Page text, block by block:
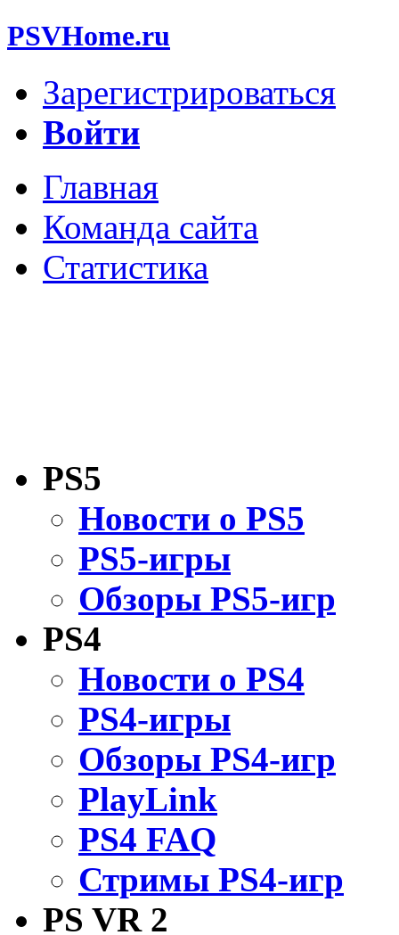
PSVHome.ru
Зарегистрироваться
Войти
Главная
Команда сайта
Статистика
PS5
Новости о PS5
PS5-игры
Обзоры PS5-игр
PS4
Новости о PS4
PS4-игры
Обзоры PS4-игр
PlayLink
PS4 FAQ
Стримы PS4-игр
PS VR 2